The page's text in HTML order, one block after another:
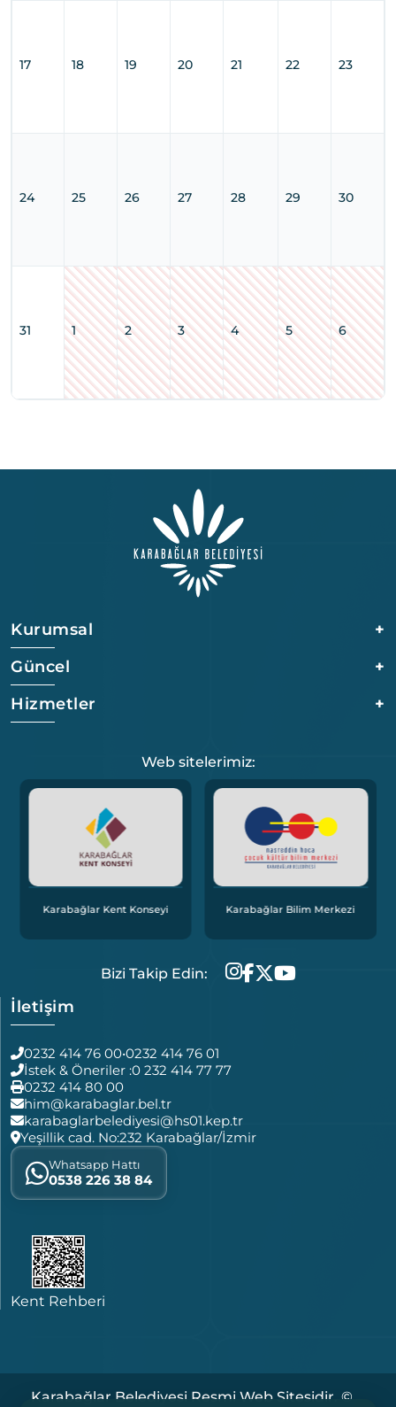
17 18 19 20 21 22 23
24 25 26 27 28 29 30
31 1 2 3 4 5 6
Kurumsal
+
Güncel
+
Hizmetler
+
Web sitelerimiz:
Karabağlar Kent Konseyi Karabağlar Bilim Merkezi
Bizi Takip Edin:
İletişim
0232 414 76 00•0232 414 76 01
İstek & Öneriler :0 232 414 77 77
0232 414 80 00
him@karabaglar.bel.tr
karabaglarbelediyesi@hs01.kep.tr
Yeşillik cad. No:232 Karabağlar/İzmir
Whatsapp Hattı
0538 226 38 84
Kent Rehberi
Karabağlar Belediyesi Resmi Web Sitesidir. ©